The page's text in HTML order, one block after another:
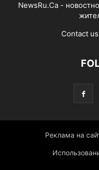
NewsRu.Ca -
Contact
Реклама на